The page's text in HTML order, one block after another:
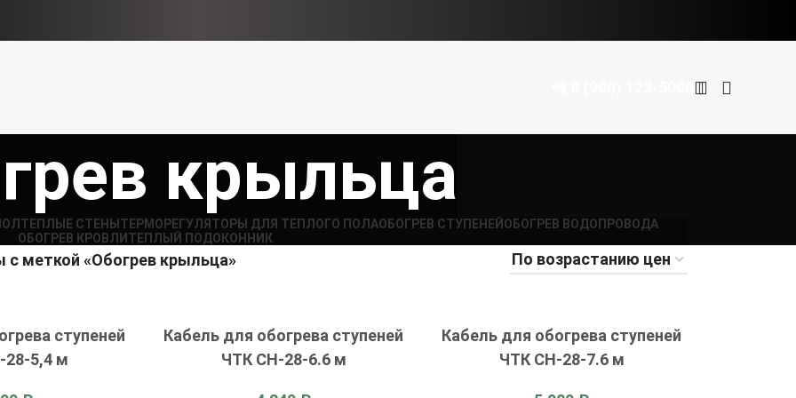
крыльца
ТЕПЛЫЕ СТЕНЫ ТЕРМОРЕГУЛЯТОРЫ ДЛЯ ТЕПЛОГО ПОЛА​ОБОГРЕВ СТУПЕНЕЙ ОБОГРЕВ ВОДОПРОВОДА
ОБОГРЕВ КРОВЛИ ТЕПЛЫЙ ПОДОКОННИК
с меткой «Обогрев крыльца»
ступеней
5,4 м
Кабель для обогрева ступеней
ЧТК СН-28-6.6 м
Кабель для обогрева ступеней
ЧТК СН-28-7.6 м